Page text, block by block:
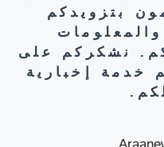
بتزويدكم
نشكركم على
خدمة إخبارية